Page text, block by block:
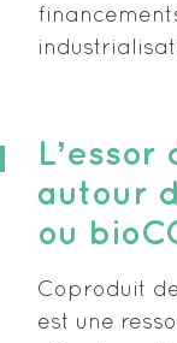
autour
ou
Coproduit
est une